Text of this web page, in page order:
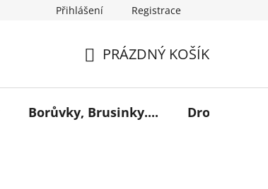
Přihlášení Registrace
KOŠÍK
PRÁZDNÝ KOŠÍK
Borůvky, Brusinky.... Drobné